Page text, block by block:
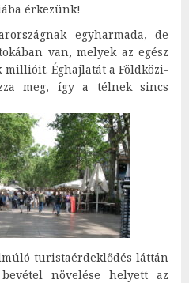
érkezünk!
egyharmada, de
van, melyek az egész
Éghajlatát a Földközi-
meg, így a télnek sincs
turistaérdeklődés láttán
növelése helyett az